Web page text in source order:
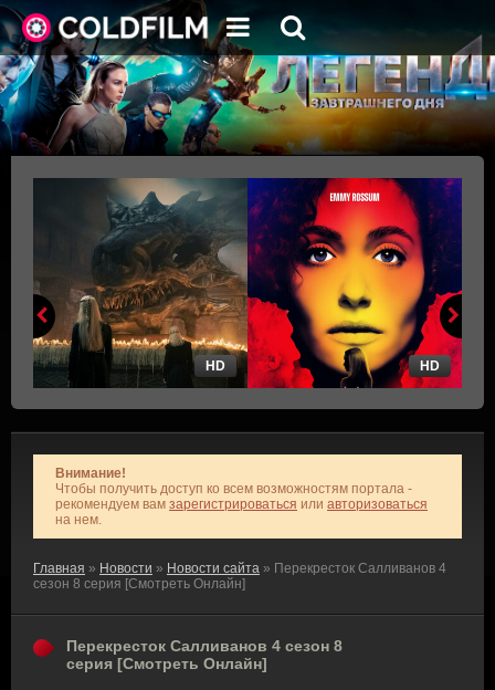
HD HD
Внимание!
Чтобы получить доступ ко всем возможностям портала -
рекомендуем вам зарегистрироваться или авторизоваться
на нем.
Главная » Новости » Новости сайта » Перекресток Салливанов 4
сезон 8 серия [Смотреть Онлайн]
Перекресток Салливанов 4 сезон 8
серия [Смотреть Онлайн]